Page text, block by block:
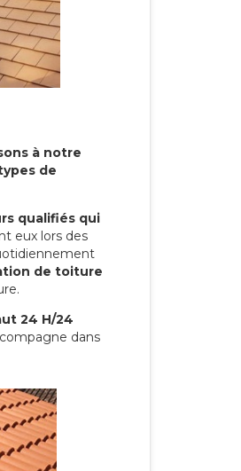
à notre
de
qualifiés qui
eux lors des
de toiture
24 H/24
dans